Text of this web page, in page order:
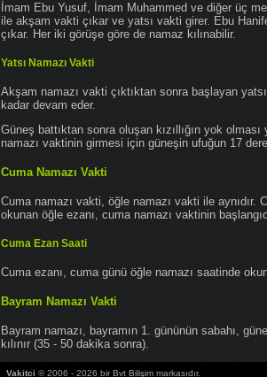
İmam Ebu Yusuf, İmam Muhammed ve diğer üç
ile akşam vakti çıkar ve yatsı vakti girer. Ebu
çıkar. Her iki görüşe göre de namaz kılınabilir.
Yatsı Namazı Vakti
Akşam namazı vakti çıktıktan sonra başlayan
kadar devam eder.
Güneş battıktan sonra oluşan kızıllığın yok
namazı vaktinin girmesi için güneşin ufuğun 17
Cuma Namazı Vakti
Cuma namazı vakti, öğle namazı vakti ile aynıdır.
okunan öğle ezanı, cuma namazı vaktinin
Cuma Ezan Saati
Cuma ezanı, cuma günü öğle namazı saatinde
Bayram Namazı Vakti
Bayram namazı, bayramın 1. gününün sabahı,
kılınır (35 - 50 dakika sonra).
Vakitci © 2006 - 2026 bir Bvt Bilişim markasıdır.